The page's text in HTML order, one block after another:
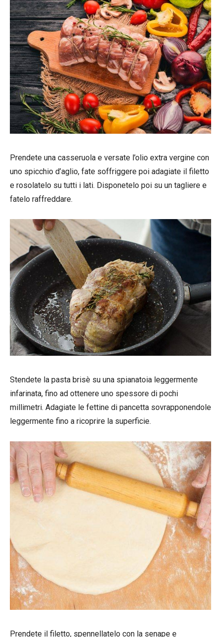
Prendete una casseruola e versate l’olio extra vergine con
uno spicchio d’aglio, fate soffriggere poi adagiate il filetto
e rosolatelo su tutti i lati. Disponetelo poi su un tagliere e
fatelo raffreddare.
Stendete la pasta brisè su una spianatoia leggermente
infarinata, fino ad ottenere uno spessore di pochi
millimetri. Adagiate le fettine di pancetta sovrapponendole
leggermente fino a ricoprire la superficie.
Prendete il filetto, spennellatelo con la senape e